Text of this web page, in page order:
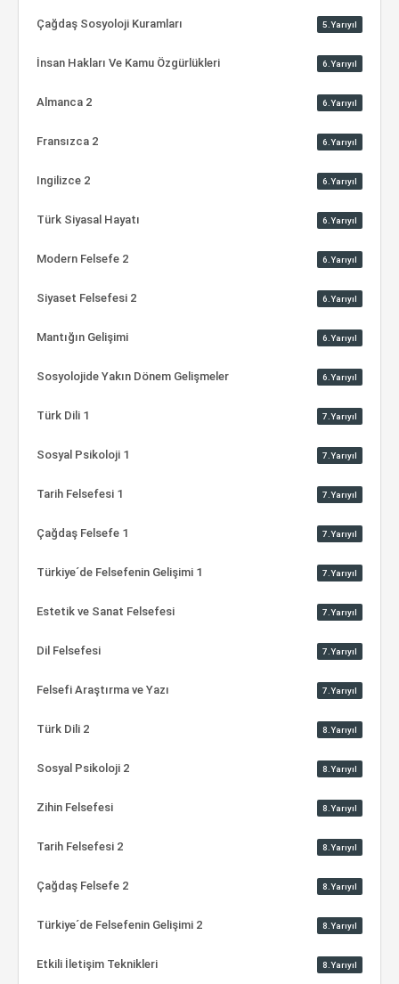
Çağdaş Sosyoloji Kuramları 5.Yarıyıl
İnsan Hakları Ve Kamu Özgürlükleri 6.Yarıyıl
Almanca 2 6.Yarıyıl
Fransızca 2 6.Yarıyıl
Ingilizce 2 6.Yarıyıl
Türk Siyasal Hayatı 6.Yarıyıl
Modern Felsefe 2 6.Yarıyıl
Siyaset Felsefesi 2 6.Yarıyıl
Mantığın Gelişimi 6.Yarıyıl
Sosyolojide Yakın Dönem Gelişmeler 6.Yarıyıl
Türk Dili 1 7.Yarıyıl
Sosyal Psikoloji 1 7.Yarıyıl
Tarih Felsefesi 1 7.Yarıyıl
Çağdaş Felsefe 1 7.Yarıyıl
Türkiye´de Felsefenin Gelişimi 1 7.Yarıyıl
Estetik ve Sanat Felsefesi 7.Yarıyıl
Dil Felsefesi 7.Yarıyıl
Felsefi Araştırma ve Yazı 7.Yarıyıl
Türk Dili 2 8.Yarıyıl
Sosyal Psikoloji 2 8.Yarıyıl
Zihin Felsefesi 8.Yarıyıl
Tarih Felsefesi 2 8.Yarıyıl
Çağdaş Felsefe 2 8.Yarıyıl
Türkiye´de Felsefenin Gelişimi 2 8.Yarıyıl
Etkili İletişim Teknikleri 8.Yarıyıl